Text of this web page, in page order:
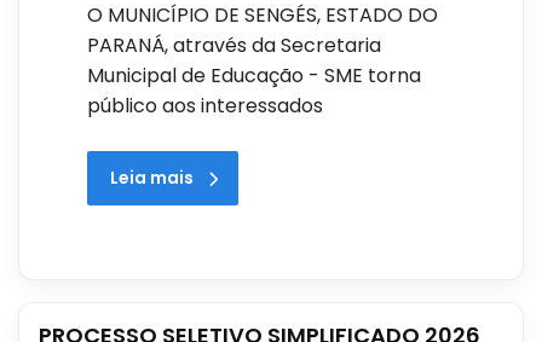
O MUNICÍPIO DE SENGÉS, ESTADO DO
PARANÁ, através da Secretaria
Municipal de Educação - SME torna
público aos interessados
Leia mais
PROCESSO SELETIVO SIMPLIFICADO 2026